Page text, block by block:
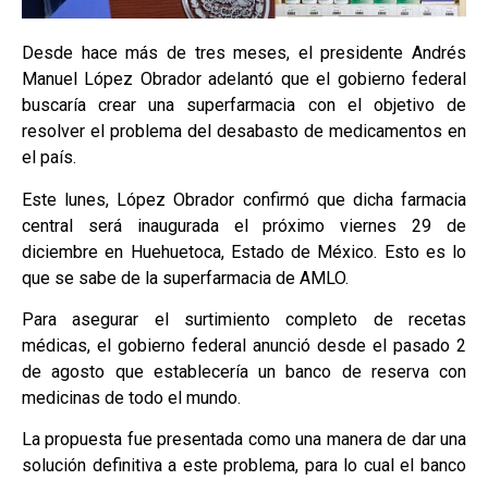
Desde hace más de tres meses, el presidente Andrés
Manuel López Obrador adelantó que el gobierno federal
buscaría crear una superfarmacia con el objetivo de
resolver el problema del desabasto de medicamentos en
el país.
Este lunes, López Obrador confirmó que dicha farmacia
central será inaugurada el próximo viernes 29 de
diciembre en Huehuetoca, Estado de México. Esto es lo
que se sabe de la superfarmacia de AMLO.
Para asegurar el surtimiento completo de recetas
médicas, el gobierno federal anunció desde el pasado 2
de agosto que establecería un banco de reserva con
medicinas de todo el mundo.
La propuesta fue presentada como una manera de dar una
solución definitiva a este problema, para lo cual el banco